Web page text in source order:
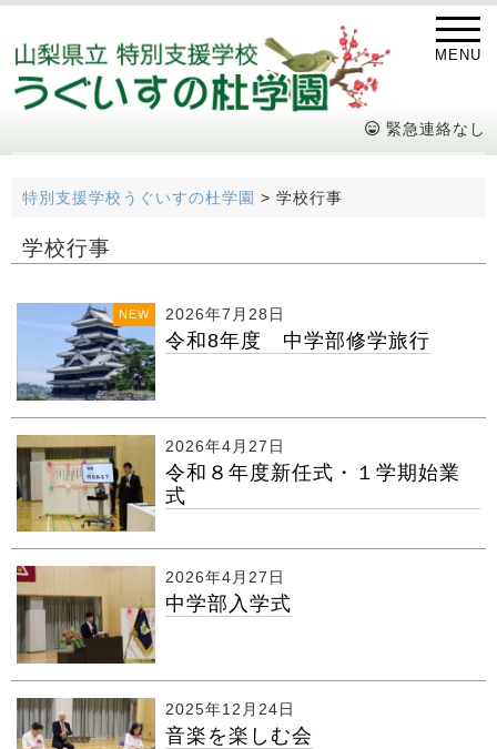
MENU
緊急連絡なし
特別支援学校うぐいすの杜学園 > 学校行事
学校行事
NEW 2026年7月28日
令和8年度 中学部修学旅行
2026年4月27日
令和８年度新任式・１学期始業
式
2026年4月27日
中学部入学式
2025年12月24日
音楽を楽しむ会